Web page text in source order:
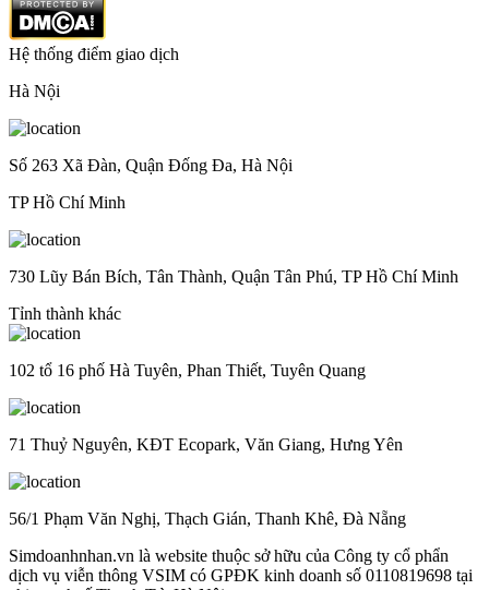
Hệ thống điểm giao dịch
Hà Nội
Số 263 Xã Đàn, Quận Đống Đa, Hà Nội
TP Hồ Chí Minh
730 Lũy Bán Bích, Tân Thành, Quận Tân Phú, TP Hồ Chí Minh
Tỉnh thành khác
102 tổ 16 phố Hà Tuyên, Phan Thiết, Tuyên Quang
71 Thuỷ Nguyên, KĐT Ecopark, Văn Giang, Hưng Yên
56/1 Phạm Văn Nghị, Thạch Gián, Thanh Khê, Đà Nẵng
Simdoanhnhan.vn là website thuộc sở hữu của Công ty cổ phẩn
dịch vụ viễn thông VSIM có GPĐK kinh doanh số 0110819698 tại